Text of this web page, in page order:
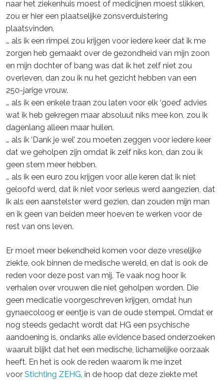
naar het ziekenhuis moest of medicijnen moest slikken,
zou er hier een plaatselijke zonsverduistering
plaatsvinden.
… als ik een rimpel zou krijgen voor iedere keer dat ik me
zorgen heb gemaakt over de gezondheid van mijn zoon
en mijn dochter of bang was dat ik het zelf niet zou
overleven, dan zou ik nu het gezicht hebben van een
250-jarige vrouw.
… als ik een enkele traan zou laten voor elk ‘goed’ advies
wat ik heb gekregen maar absoluut niks mee kon, zou ik
dagenlang alleen maar huilen.
… als ik ‘Dank je wel’ zou moeten zeggen voor iedere keer
dat we geholpen zijn omdat ik zelf niks kon, dan zou ik
geen stem meer hebben.
… als ik een euro zou krijgen voor alle keren dat ik niet
geloofd werd, dat ik niet voor serieus werd aangezien, dat
ik als een aanstelster werd gezien, dan zouden mijn man
en ik geen van beiden meer hoeven te werken voor de
rest van ons leven.
Er moet meer bekendheid komen voor deze vreselijke
ziekte, ook binnen de medische wereld, en dat is ook de
reden voor deze post van mij. Te vaak nog hoor ik
verhalen over vrouwen die niet geholpen worden. Die
geen medicatie voorgeschreven krijgen, omdat hun
gynaecoloog er eentje is van de oude stempel. Omdat er
nog steeds gedacht wordt dat HG een psychische
aandoening is, ondanks alle evidence based onderzoeken
waaruit blijkt dat het een medische, lichamelijke oorzaak
heeft. En het is ook de reden waarom ik me inzet
voor Stichting ZEHG, in de hoop dat deze ziekte met